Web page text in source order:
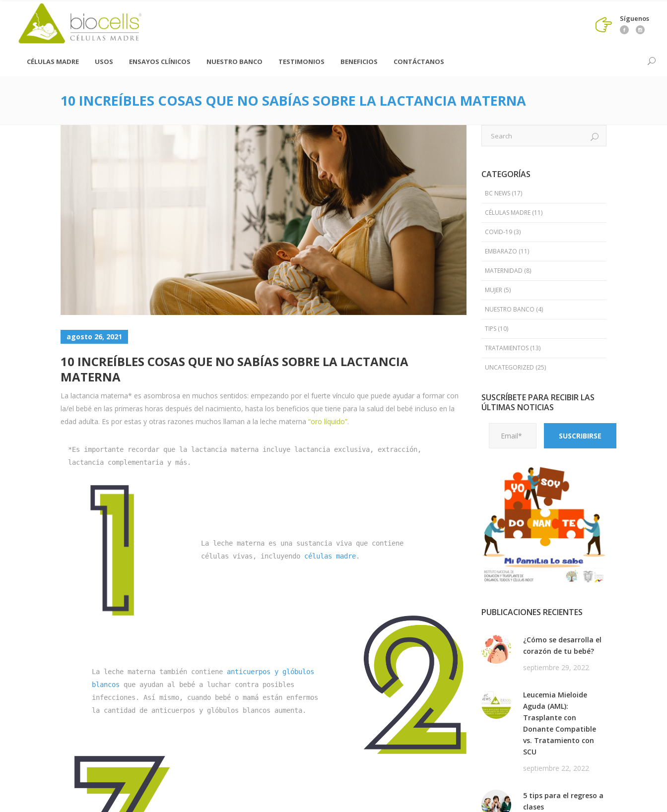
Síguenos
CÉLULAS MADRE USOS ENSAYOS CLÍNICOS NUESTRO BANCO TESTIMONIOS BENEFICIOS CONTÁCTANOS
10 INCREÍBLES COSAS QUE NO SABÍAS SOBRE LA LACTANCIA MATERNA
agosto 26, 2021
10 INCREÍBLES COSAS QUE NO SABÍAS SOBRE LA LACTANCIA
MATERNA
La lactancia materna* es asombrosa en muchos sentidos: empezando por el fuerte vínculo que puede ayudar a formar con
la/el bebé en las primeras horas después del nacimiento, hasta los beneficios que tiene para la salud del bebé incluso en la
edad adulta. Es por estas y otras razones muchos llaman a la leche materna “oro líquido”.
*Es importante recordar que la lactancia materna incluye lactancia exclusiva, extracción,
lactancia complementaria y más.
La leche materna es una sustancia viva que contiene
células vivas, incluyendo células madre.
La leche materna también contiene anticuerpos y glóbulos
blancos que ayudan al bebé a luchar contra posibles
infecciones. Así mismo, cuando bebé o mamá están enfermos
la cantidad de anticuerpos y glóbulos blancos aumenta.
CATEGORÍAS
BC NEWS(17)
CÉLULAS MADRE(11)
COVID-19(3)
EMBARAZO (11)
MATERNIDAD (8)
MUJER(5)
NUESTRO BANCO (4)
TIPS(10)
TRATAMIENTOS(13)
UNCATEGORIZED (25)
SUSCRÍBETE PARA RECIBIR LAS
ÚLTIMAS NOTICIAS
PUBLICACIONES RECIENTES
¿Cómo se desarrolla el
corazón de tu bebé?
septiembre 29, 2022
Leucemia Mieloide
Aguda (AML):
Trasplante con
Donante Compatible
vs. Tratamiento con
SCU
septiembre 22, 2022
5 tips para el regreso a
clases